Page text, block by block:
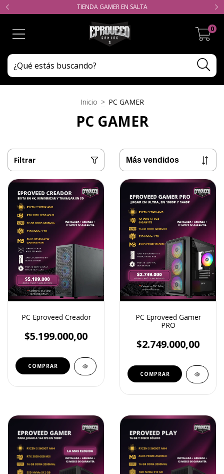
TIENDA GAMER EN SALTA
0
Inicio > PC GAMER
PC GAMER
Filtrar
PC Eproveed Creador
$5.199.000,00
PC Eproveed Gamer
PRO
$2.749.000,00